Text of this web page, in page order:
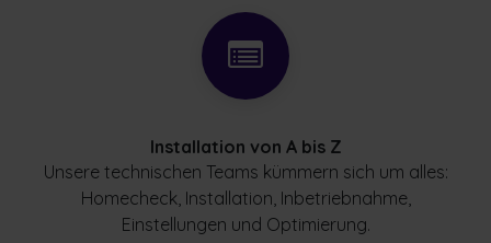
Installation von A bis Z
Unsere technischen Teams kümmern sich um alles:
Homecheck, Installation, Inbetriebnahme,
Einstellungen und Optimierung.